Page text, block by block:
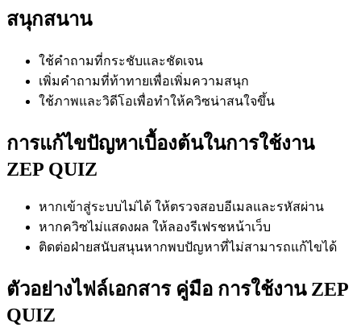
สนุกสนาน
ใช้คำถามที่กระชับและชัดเจน
เพิ่มคำถามที่ท้าทายเพื่อเพิ่มความสนุก
ใช้ภาพและวิดีโอเพื่อทำให้ควิซน่าสนใจขึ้น
การแก้ไขปัญหาเบื้องต้นในการใช้งาน
ZEP QUIZ
หากเข้าสู่ระบบไม่ได้ ให้ตรวจสอบอีเมลและรหัสผ่าน
หากควิซไม่แสดงผล ให้ลองรีเฟรชหน้าเว็บ
ติดต่อฝ่ายสนับสนุนหากพบปัญหาที่ไม่สามารถแก้ไขได้
ตัวอย่างไฟล์เอกสาร คู่มือ การใช้งาน ZEP
QUIZ